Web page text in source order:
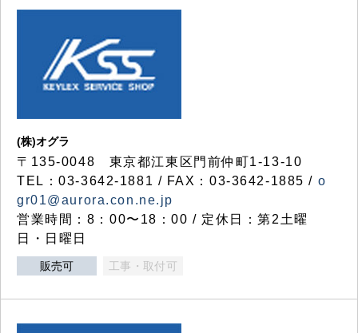
(株)オグラ
〒135-0048 東京都江東区門前仲町1-13-10
TEL：03-3642-1881 / FAX：03-3642-1885 / o
gr01@aurora.con.ne.jp
営業時間：8：00〜18：00 / 定休日：第2土曜
日・日曜日
販売可 工事・取付可